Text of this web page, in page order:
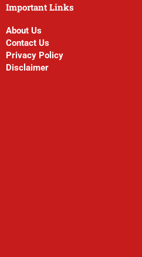
Important Links
About Us
Contact Us
Privacy Policy
Disclaimer